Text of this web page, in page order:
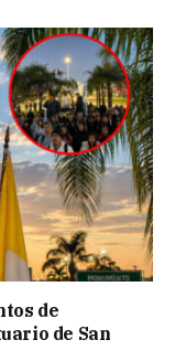
de
de San